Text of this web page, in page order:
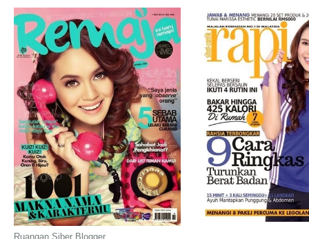
Ruangan Siber Blogger